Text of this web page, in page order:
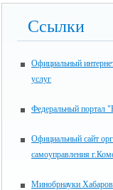
Ссылки
Официальный
услуг
Федеральный портал
Официальный сайт
самоуправления
Минобрнауки